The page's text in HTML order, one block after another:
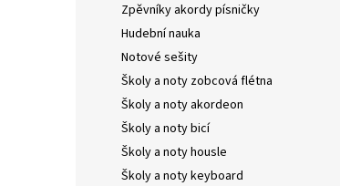
Zpěvníky akordy písničky
Hudební nauka
Notové sešity
Školy a noty zobcová flétna
Školy a noty akordeon
Školy a noty bicí
Školy a noty housle
Školy a noty keyboard